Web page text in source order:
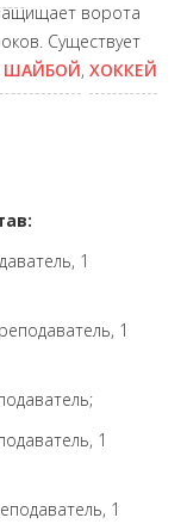
ворота
Существует
ШАЙБОЙ, ХОККЕЙ
1
1
1
1